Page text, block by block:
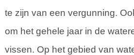
te zijn van een vergunning.
om het gehele jaar in de
vissen. Op het gebied van